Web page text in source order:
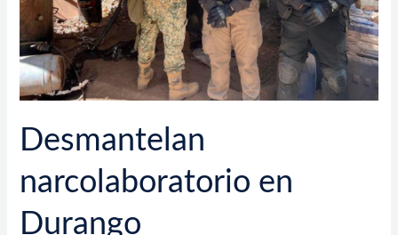
Desmantelan
narcolaboratorio en
Durango